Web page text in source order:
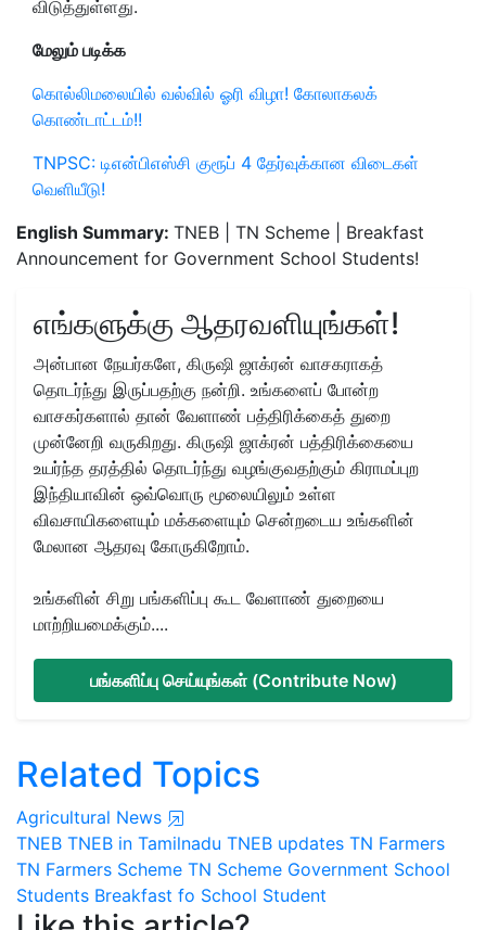
விடுத்துள்ளது.
மேலும் படிக்க
கொல்லிமலையில் வல்வில் ஓரி விழா! கோலாகலக்
கொண்டாட்டம்!!
TNPSC: டிஎன்பிஎஸ்சி குரூப் 4 தேர்வுக்கான விடைகள்
வெளியீடு!
English Summary: TNEB | TN Scheme | Breakfast
Announcement for Government School Students!
எங்களுக்கு ஆதரவளியுங்கள்!
அன்பான நேயர்களே, கிருஷி ஜாக்ரன் வாசகராகத்
தொடர்ந்து இருப்பதற்கு நன்றி. உங்களைப் போன்ற
வாசகர்களால் தான் வேளாண் பத்திரிக்கைத் துறை
முன்னேறி வருகிறது. கிருஷி ஜாக்ரன் பத்திரிக்கையை
உயர்ந்த தரத்தில் தொடர்ந்து வழங்குவதற்கும் கிராமப்புற
இந்தியாவின் ஒவ்வொரு மூலையிலும் உள்ள
விவசாயிகளையும் மக்களையும் சென்றடைய உங்களின்
மேலான ஆதரவு கோருகிறோம்.
உங்களின் சிறு பங்களிப்பு கூட வேளாண் துறையை
மாற்றியமைக்கும்....
பங்களிப்பு செய்யுங்கள் (Contribute Now)
Related Topics
Agricultural News
TNEB TNEB in Tamilnadu TNEB updates TN Farmers
TN Farmers Scheme TN Scheme Government School
Students Breakfast fo School Student